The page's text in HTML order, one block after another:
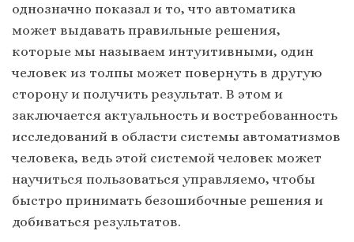
однозначно показал и то, что автоматика
может выдавать правильные решения,
которые мы называем интуитивными, один
человек из толпы может повернуть в другую
сторону и получить результат. В этом и
заключается актуальность и востребованность
исследований в области системы автоматизмов
человека, ведь этой системой человек может
научиться пользоваться управляемо, чтобы
быстро принимать безошибочные решения и
добиваться результатов.